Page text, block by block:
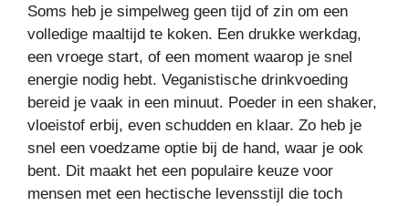
Soms heb je simpelweg geen tijd of zin om een
volledige maaltijd te koken. Een drukke werkdag,
een vroege start, of een moment waarop je snel
energie nodig hebt. Veganistische drinkvoeding
bereid je vaak in een minuut. Poeder in een shaker,
vloeistof erbij, even schudden en klaar. Zo heb je
snel een voedzame optie bij de hand, waar je ook
bent. Dit maakt het een populaire keuze voor
mensen met een hectische levensstijl die toch